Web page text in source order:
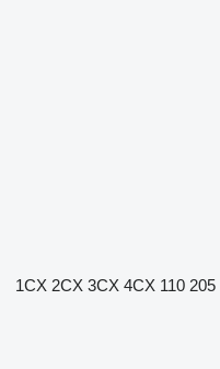
1CX 2CX 3CX 4CX 110 205